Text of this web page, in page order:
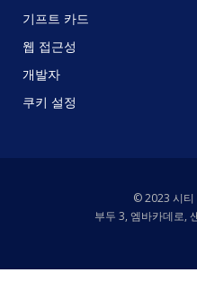
기프트 카드
웹 접근성
개발자
쿠키 설정
© 2023 시티
부두 3, 엠바카데로,